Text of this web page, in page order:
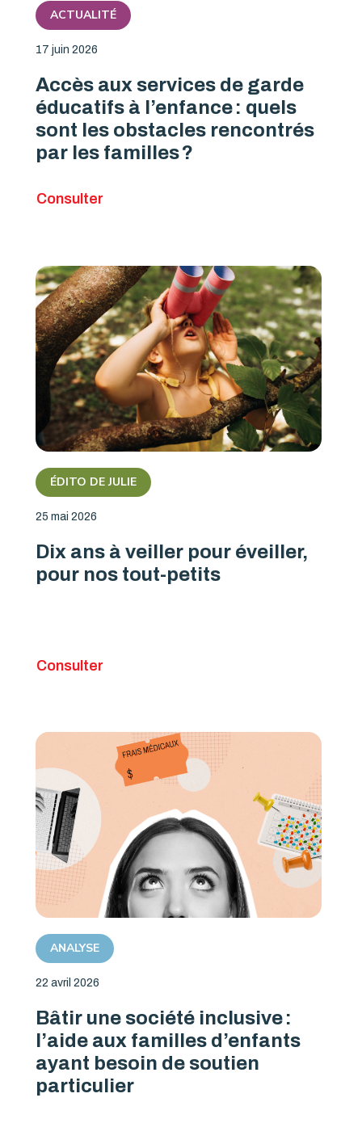
ACTUALITÉ
17 juin 2026
Accès aux services de garde
éducatifs à l’enfance : quels
sont les obstacles rencontrés
par les familles ?
Consulter
ÉDITO DE JULIE
25 mai 2026
Dix ans à veiller pour éveiller,
pour nos tout-petits
Consulter
ANALYSE
22 avril 2026
Bâtir une société inclusive :
l’aide aux familles d’enfants
ayant besoin de soutien
particulier